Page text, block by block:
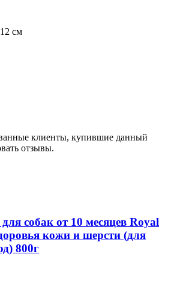
см
клиенты, купившие данный
отзывы.
собак от 10 месяцев Royal
кожи и шерсти (для
800г